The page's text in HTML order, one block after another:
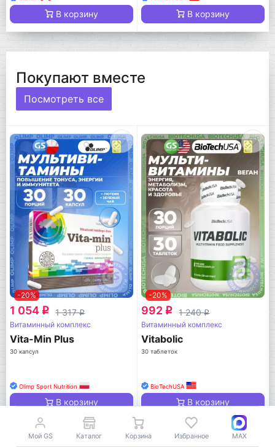
В корзину В корзину
Покупают вместе
Посмотреть все
-20%
1 054 q 1 317q
Витаминный комплекс
Vita-Min Plus
30 капсул
Olimp Sport Nutrition
В корзину
-20%
992 q 1 240q
Витаминный комплекс
Vitabolic
30 таблеток
BioTechUSA
В корзину
Мой GS Каталог Корзина Избранное MAX